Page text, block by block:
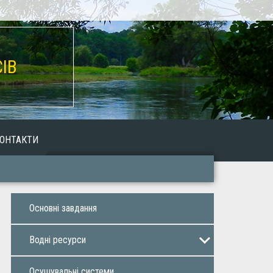
Основнi завдaння
Воднi ресурси